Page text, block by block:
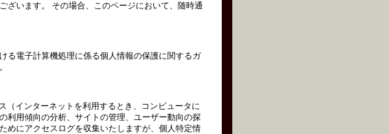
ざいます。 その場合、このページにおいて、随時通
る電子計算機処理に係る個人情報の保護に関するガ
（インターネットを利用するとき、コンピュータに
利用傾向の分析、サイトの管理、ユーザー動向の探
めにアクセスログを収集いたしますが、個人特定情